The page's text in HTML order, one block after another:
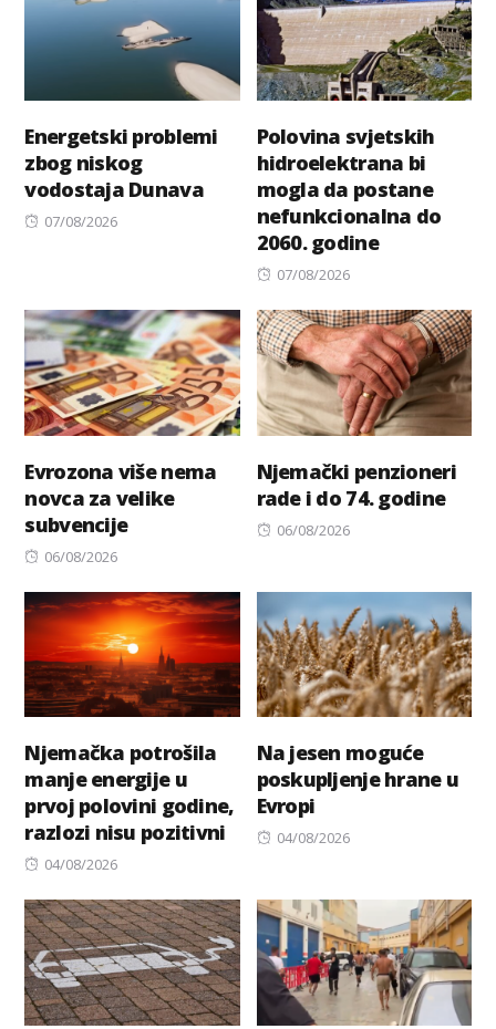
Energetski problemi
zbog niskog
vodostaja Dunava
Posted
07/08/2026
Polovina svjetskih
hidroelektrana bi
mogla da postane
nefunkcionalna do
2060. godine
Posted
07/08/2026
Evrozona više nema
novca za velike
subvencije
Posted
06/08/2026
Njemački penzioneri
rade i do 74. godine
Posted
06/08/2026
Njemačka potrošila
manje energije u
prvoj polovini godine,
razlozi nisu pozitivni
Posted
04/08/2026
Na jesen moguće
poskupljenje hrane u
Evropi
Posted
04/08/2026